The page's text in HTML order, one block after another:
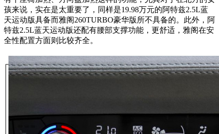
是那魂动红，身边朋友没有人说不好看的。雅阁和凯美瑞外观
也有各自的特点，但是对于年轻人来说，阿特兹肯定更有吸引
力，如果有统计车主平均年龄这方面数据的，这三款车型中，
相信阿特兹的车主平均年龄肯定是最低的。
动力总成方面，阿特兹匹配的是创驰蓝天2.0L和2.5L发动机，
和6AT变速箱，自然吸气车型现在选择可真不多了，动力输出
的平顺性、变速箱的响应速度都十分突出。如果看同级别同价
的发动机和变速箱，都是原装进口的，很多车主非常中意这一